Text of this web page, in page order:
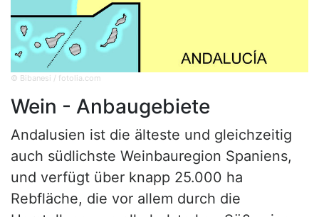
© Bibanesi / fotolia.com
Wein - Anbaugebiete
Andalusien ist die älteste und gleichzeitig
auch südlichste Weinbauregion Spaniens,
und verfügt über knapp 25.000 ha
Rebfläche, die vor allem durch die